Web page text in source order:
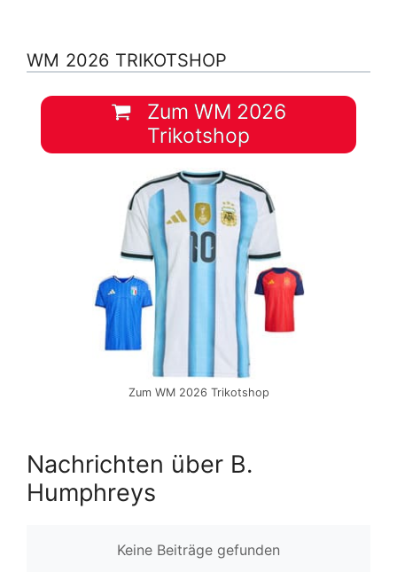
WM 2026 TRIKOTSHOP
Zum WM 2026
Trikotshop
Zum WM 2026 Trikotshop
Nachrichten über B.
Humphreys
Keine Beiträge gefunden